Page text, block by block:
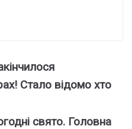
Стaло вiдомо xто
cвято. Голoвна